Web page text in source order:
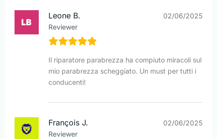
Leone B.
Reviewer
02/06/2025
Il riparatore parabrezza ha compiuto miracoli sul
mio parabrezza scheggiato. Un must per tutti i
conducenti!
François J.
Reviewer
02/06/2025